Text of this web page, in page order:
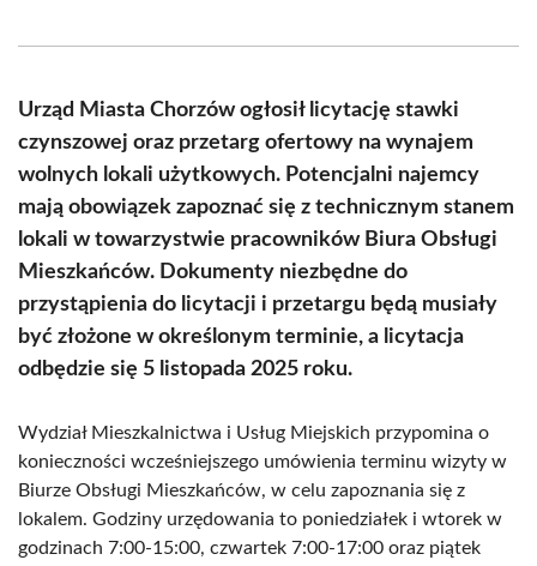
(Twitter)
Urząd Miasta Chorzów ogłosił licytację stawki
czynszowej oraz przetarg ofertowy na wynajem
wolnych lokali użytkowych. Potencjalni najemcy
mają obowiązek zapoznać się z technicznym stanem
lokali w towarzystwie pracowników Biura Obsługi
Mieszkańców. Dokumenty niezbędne do
przystąpienia do licytacji i przetargu będą musiały
być złożone w określonym terminie, a licytacja
odbędzie się 5 listopada 2025 roku.
Wydział Mieszkalnictwa i Usług Miejskich przypomina o
konieczności wcześniejszego umówienia terminu wizyty w
Biurze Obsługi Mieszkańców, w celu zapoznania się z
lokalem. Godziny urzędowania to poniedziałek i wtorek w
godzinach 7:00-15:00, czwartek 7:00-17:00 oraz piątek